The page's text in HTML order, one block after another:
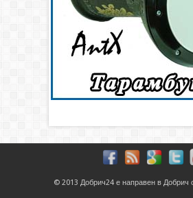
© 2013 Добрич24 е направен в Добрич